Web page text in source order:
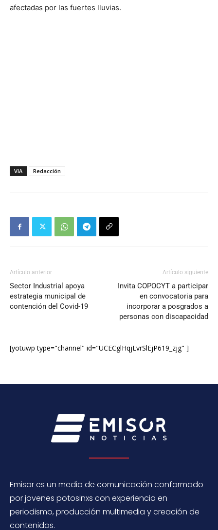
afectadas por las fuertes lluvias.
VIA Redacción
Artículo anterior
Sector Industrial apoya
estrategia municipal de
contención del Covid-19
Artículo siguiente
Invita COPOCYT a participar
en convocatoria para
incorporar a posgrados a
personas con discapacidad
[yotuwp type="channel" id="UCECglHqjLvrSlEjP619_zjg" ]
Emisor es un medio de comunicación conformado
por jovenes potosinxs con experiencia en
periodismo, producción multimedia y creación de
contenidos.